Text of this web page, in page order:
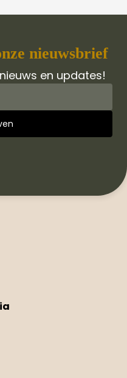
nieuwsbrief
en updates!